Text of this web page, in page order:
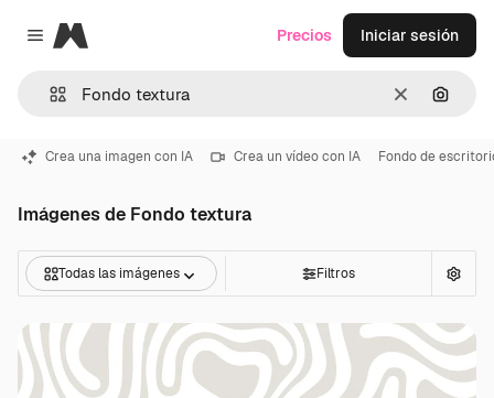
Close menu
Magnific
Borrar
Precios Iniciar sesión
Crea una imagen con IA Crea un vídeo con IA Fondo de
Imágenes de Fondo textura
Todas las imágenes Filtros